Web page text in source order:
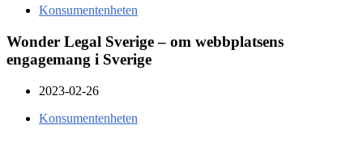
Konsumentenheten
Wonder Legal Sverige – om webbplatsens
engagemang i Sverige
2023-02-26
Konsumentenheten